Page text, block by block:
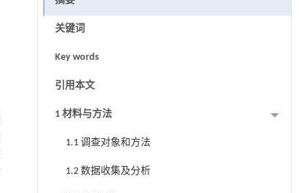
关键词
Key words
引用本文
1 材料与方法
1.1 调查对象和方法
1.2 数据收集及分析